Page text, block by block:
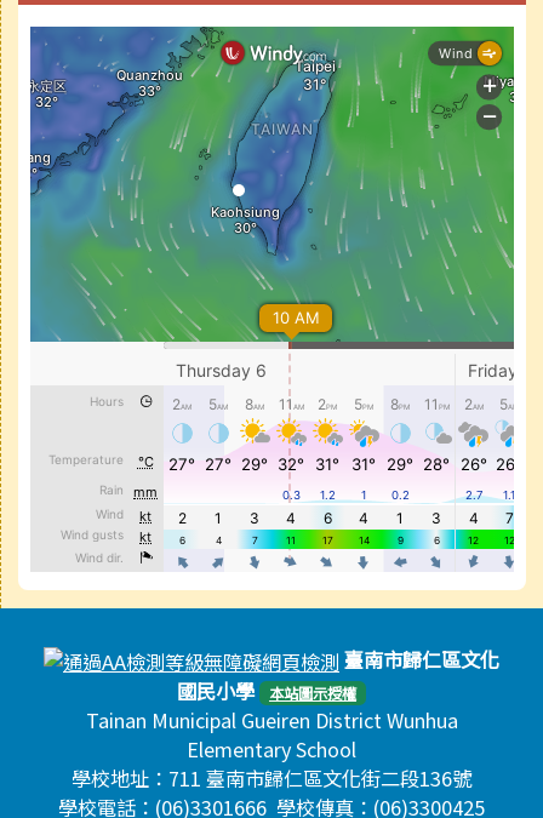
頁尾區域內容
臺南市歸仁區文化
國民小學 本站圖示授權
Tainan Municipal Gueiren District Wunhua
Elementary School
學校地址：711 臺南市歸仁區文化街二段136號
學校電話：(06)3301666 學校傳真：(06)3300425